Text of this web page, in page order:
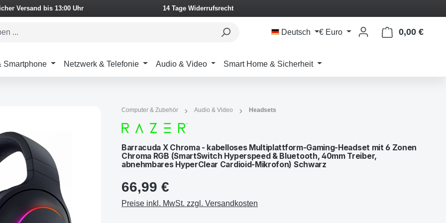
Versand bis 13:00 Uhr 14 Tage Widerrufsrecht
Deutsch € Euro 0,00 €
Smartphone Netzwerk & Telefonie Audio & Video Smart Home & Sicherheit
Computer & Zubehör Audio & Video Headsets
Barracuda X Chroma - kabelloses Multiplattform-Gaming-Headset mit 6 Zonen
Chroma RGB (SmartSwitch Hyperspeed & Bluetooth, 40mm Treiber,
abnehmbares HyperClear Cardioid-Mikrofon) Schwarz
66,99 €
Preise inkl. MwSt. zzgl. Versandkosten